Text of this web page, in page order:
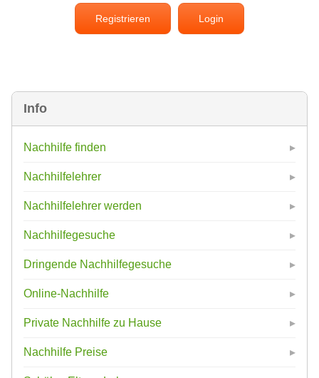
Info
Nachhilfe finden
Nachhilfelehrer
Nachhilfelehrer werden
Nachhilfegesuche
Dringende Nachhilfegesuche
Online-Nachhilfe
Private Nachhilfe zu Hause
Nachhilfe Preise
Registrieren Login